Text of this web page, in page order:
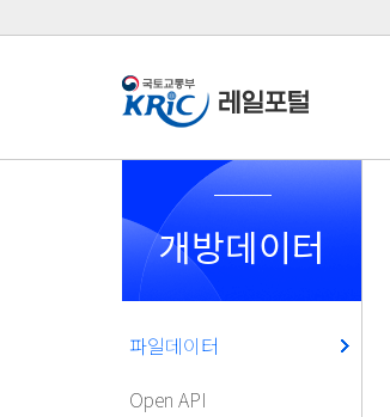
개방데이터
파일데이터
Open API